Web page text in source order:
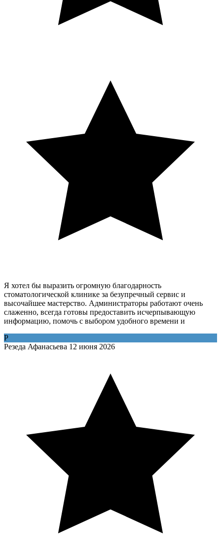
Я хотел бы выразить огромную благодарность
стоматологической клинике за безупречный сервис и
высочайшее мастерство. Администраторы работают очень
слаженно, всегда готовы предоставить исчерпывающую
информацию, помочь с выбором удобного времени и
Р
Резеда Афанасьева 12 июня 2026